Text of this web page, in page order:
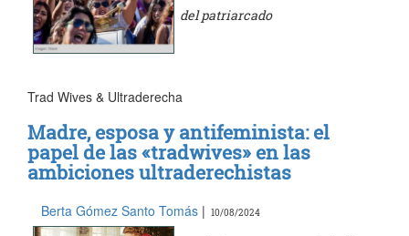
del patriarcado
Trad Wives & Ultraderecha
Madre, esposa y antifeminista: el
papel de las «tradwives» en las
ambiciones ultraderechistas
Berta Gómez Santo Tomás | 10/08/2024